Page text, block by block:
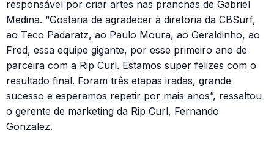
responsável por criar artes nas pranchas de Gabriel
Medina. “Gostaria de agradecer à diretoria da CBSurf,
ao Teco Padaratz, ao Paulo Moura, ao Geraldinho, ao
Fred, essa equipe gigante, por esse primeiro ano de
parceira com a Rip Curl. Estamos super felizes com o
resultado final. Foram três etapas iradas, grande
sucesso e esperamos repetir por mais anos”, ressaltou
o gerente de marketing da Rip Curl, Fernando
Gonzalez.